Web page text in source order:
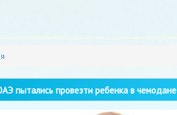
пытались провезти ребенка в чемодане